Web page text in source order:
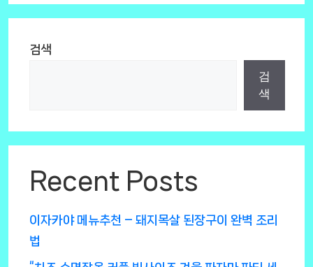
검색
검
색
Recent Posts
이자카야 메뉴추천 – 돼지목살 된장구이 완벽 조리
법